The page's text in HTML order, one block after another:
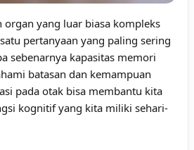
organ yang luar biasa kompleks
satu pertanyaan yang paling sering
sebenarnya kapasitas memori
batasan dan kemampuan
pada otak bisa membantu kita
kognitif yang kita miliki sehari-